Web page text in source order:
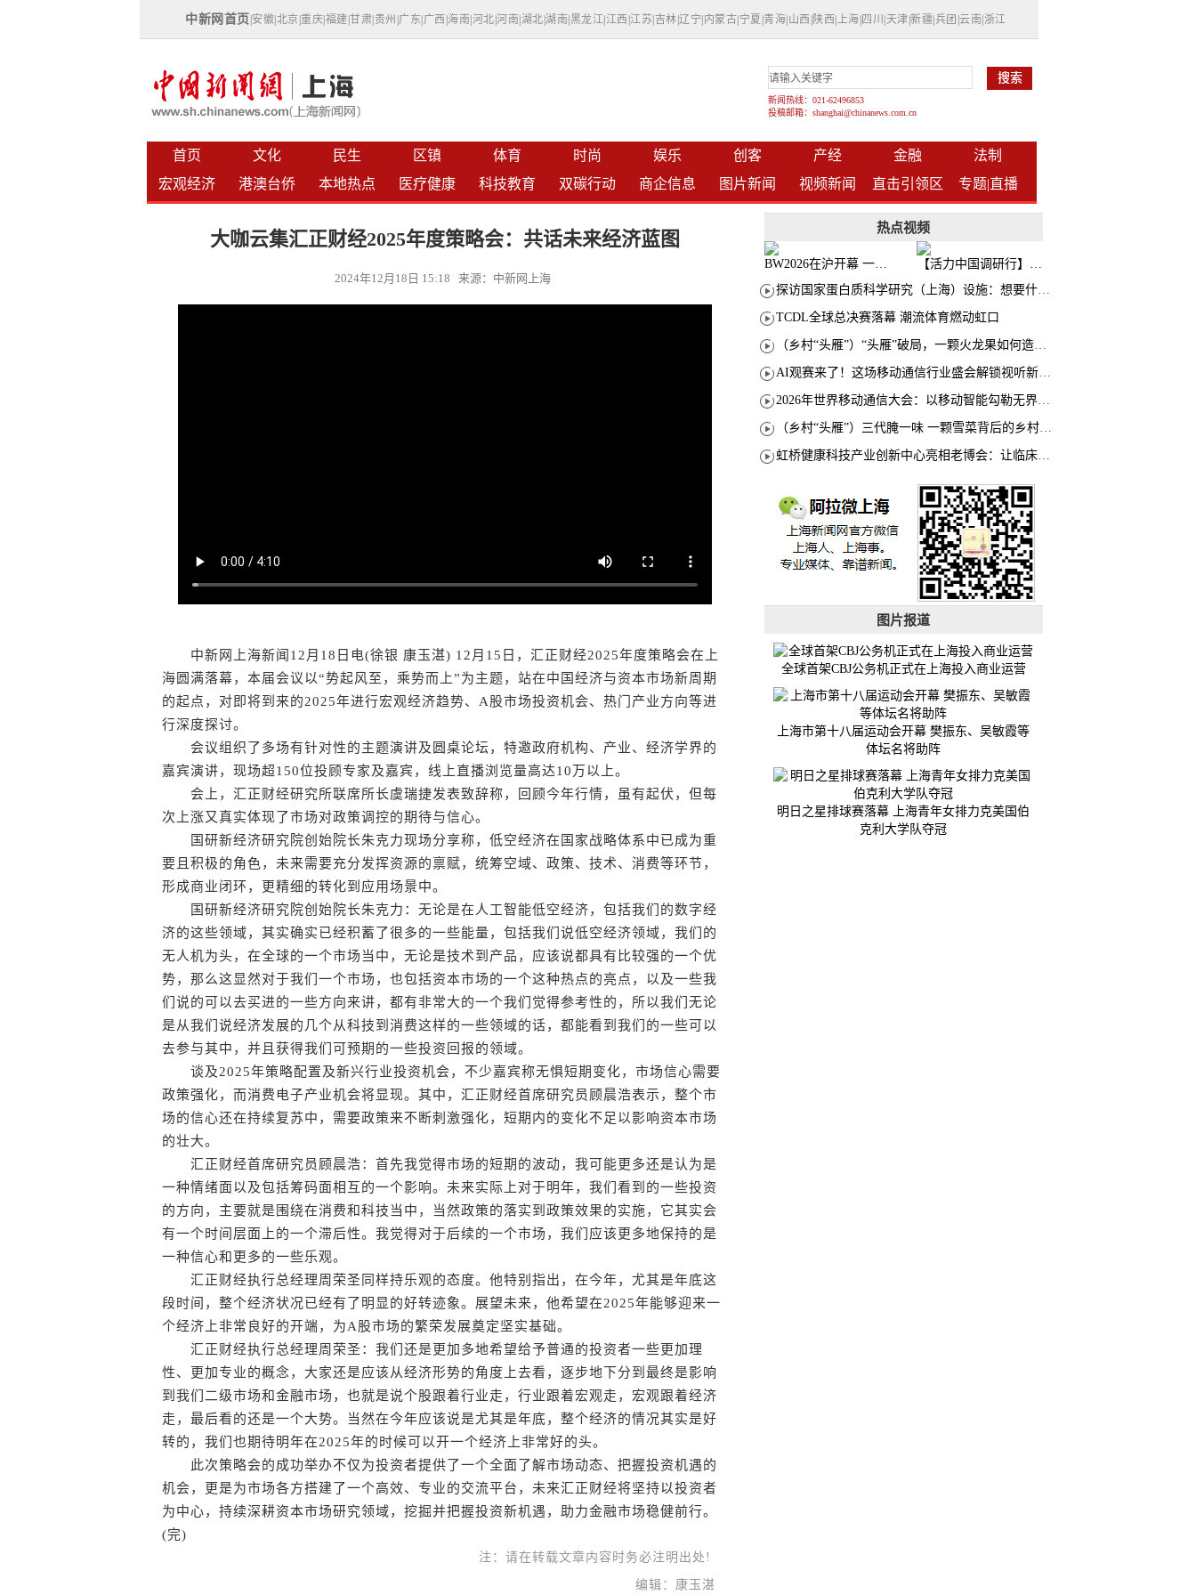
中新网首页 安徽 北京 |重庆 福建 |甘肃 贵州 广东 广西 海南 河北 |河南 湖北 |湖南 黑龙江 江西 江苏 吉林 |辽宁 内蒙古 宁夏 青海 山西 陕西 上海 四川 天津 |新疆 兵团 |云南 浙江
新闻热线：021-62496853
投稿邮箱：shanghai@chinanews.com.cn
首页 文化 民生 区镇 体育 时尚 娱乐 创客 产经 金融
法制
宏观经济
港澳台侨 本地热点 医疗健康 科技教育 双碳行动 商企信息 图片新闻 视频新闻 直击引领区 专题|直播
大咖云集汇正财经2025年度策略会：共话未来经济蓝图
2024年12月18日 15:18 来源：中新网上海
中新网上海新闻12月18日电(徐银 康玉湛) 12月15日，汇正财经2025年度策略会在上
海圆满落幕，本届会议以“势起风至，乘势而上”为主题，站在中国经济与资本市场新周期
的起点，对即将到来的2025年进行宏观经济趋势、A股市场投资机会、热门产业方向等进
行深度探讨。
会议组织了多场有针对性的主题演讲及圆桌论坛，特邀政府机构、产业、经济学界的
嘉宾演讲，现场超150位投顾专家及嘉宾，线上直播浏览量高达10万以上。
会上，汇正财经研究所联席所长虞瑞捷发表致辞称，回顾今年行情，虽有起伏，但每
次上涨又真实体现了市场对政策调控的期待与信心。
国研新经济研究院创始院长朱克力现场分享称，低空经济在国家战略体系中已成为重
要且积极的角色，未来需要充分发挥资源的禀赋，统筹空域、政策、技术、消费等环节，
形成商业闭环，更精细的转化到应用场景中。
国研新经济研究院创始院长朱克力：无论是在人工智能低空经济，包括我们的数字经
济的这些领域，其实确实已经积蓄了很多的一些能量，包括我们说低空经济领域，我们的
无人机为头，在全球的一个市场当中，无论是技术到产品，应该说都具有比较强的一个优
势，那么这显然对于我们一个市场，也包括资本市场的一个这种热点的亮点，以及一些我
们说的可以去买进的一些方向来讲，都有非常大的一个我们觉得参考性的，所以我们无论
是从我们说经济发展的几个从科技到消费这样的一些领域的话，都能看到我们的一些可以
去参与其中，并且获得我们可预期的一些投资回报的领域。
谈及2025年策略配置及新兴行业投资机会，不少嘉宾称无惧短期变化，市场信心需要
政策强化，而消费电子产业机会将显现。其中，汇正财经首席研究员顾晨浩表示，整个市
场的信心还在持续复苏中，需要政策来不断刺激强化，短期内的变化不足以影响资本市场
的壮大。
汇正财经首席研究员顾晨浩：首先我觉得市场的短期的波动，我可能更多还是认为是
一种情绪面以及包括筹码面相互的一个影响。未来实际上对于明年，我们看到的一些投资
的方向，主要就是围绕在消费和科技当中，当然政策的落实到政策效果的实施，它其实会
有一个时间层面上的一个滞后性。我觉得对于后续的一个市场，我们应该更多地保持的是
一种信心和更多的一些乐观。
汇正财经执行总经理周荣圣同样持乐观的态度。他特别指出，在今年，尤其是年底这
段时间，整个经济状况已经有了明显的好转迹象。展望未来，他希望在2025年能够迎来一
个经济上非常良好的开端，为A股市场的繁荣发展奠定坚实基础。
汇正财经执行总经理周荣圣：我们还是更加多地希望给予普通的投资者一些更加理
性、更加专业的概念，大家还是应该从经济形势的角度上去看，逐步地下分到最终是影响
到我们二级市场和金融市场，也就是说个股跟着行业走，行业跟着宏观走，宏观跟着经济
走，最后看的还是一个大势。当然在今年应该说是尤其是年底，整个经济的情况其实是好
转的，我们也期待明年在2025年的时候可以开一个经济上非常好的头。
此次策略会的成功举办不仅为投资者提供了一个全面了解市场动态、把握投资机遇的
机会，更是为市场各方搭建了一个高效、专业的交流平台，未来汇正财经将坚持以投资者
为中心，持续深耕资本市场研究领域，挖掘并把握投资新机遇，助力金融市场稳健前行。
(完)
注：请在转载文章内容时务必注明出处!
编辑：康玉湛
热点视频
BW2026在沪开幕 一众次元品牌集中发布全新企划
【活力中国调研行】上海机器人研究院以技术标准撬动长三角智造协同
探访国家蛋白质科学研究（上海）设施：想要什么蛋白 AI直接设计合成
TCDL全球总决赛落幕 潮流体育燃动虹口
（乡村“头雁”）“头雁”破局，一颗火龙果如何造就沪上乡村特色产业化路径
AI观赛来了！这场移动通信行业盛会解锁视听新玩法
2026年世界移动通信大会：以移动智能勾勒无界普惠新愿景
（乡村“头雁”）三代腌一味 一颗雪菜背后的乡村致富经
虹桥健康科技产业创新中心亮相老博会：让临床“需求”定义银发经济新生态
图片报道
全球首架CBJ公务机正式在上海投入商业运营
上海市第十八届运动会开幕 樊振东、吴敏霞等
体坛名将助阵
明日之星排球赛落幕 上海青年女排力克美国伯
克利大学队夺冠